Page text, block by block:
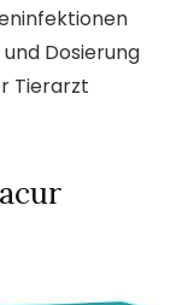
Dosierung
Tierarzt